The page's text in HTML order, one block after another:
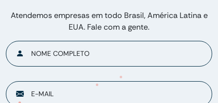
Atendemos empresas em todo Brasil, América Latina e
EUA. Fale com a gente.
NOME COMPLETO
E-MAIL